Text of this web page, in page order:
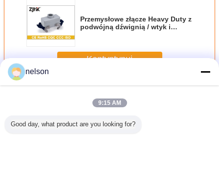
Przemysłowe złącze Heavy Duty z
podwójną dźwignią / wtyk i
Kontyntynuj
JeszczeOkap przemysłowy i obudowa
nelson
9:15 AM
Good day, what product are you looking for?